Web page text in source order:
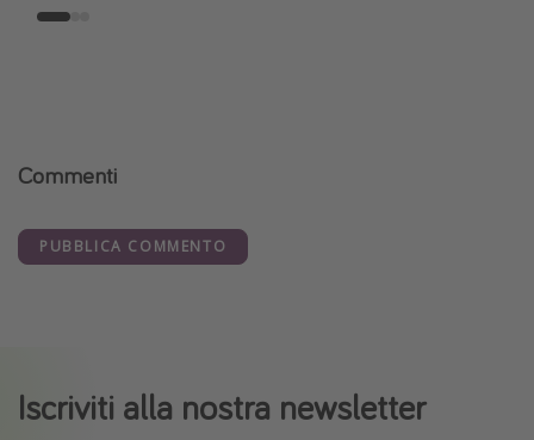
Commenti
PUBBLICA COMMENTO
Iscriviti alla nostra newsletter